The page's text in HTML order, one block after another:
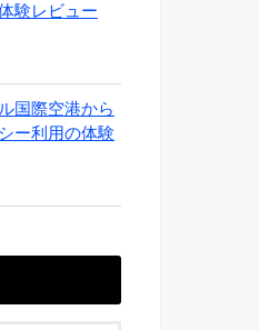
験レビュー
国際空港から
ー利用の体験